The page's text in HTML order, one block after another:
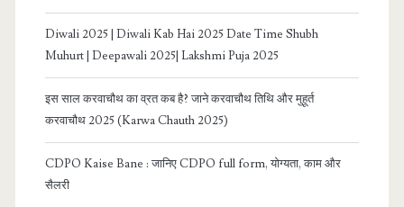
Diwali 2025 | Diwali Kab Hai 2025 Date Time Shubh
Muhurt | Deepawali 2025| Lakshmi Puja 2025
इस साल करवाचौथ का व्रत कब है? जाने करवाचौथ तिथि और मुहूर्त
करवाचौथ 2025 (Karwa Chauth 2025)
CDPO Kaise Bane : जानिए CDPO full form, योग्यता, काम और
सैलरी